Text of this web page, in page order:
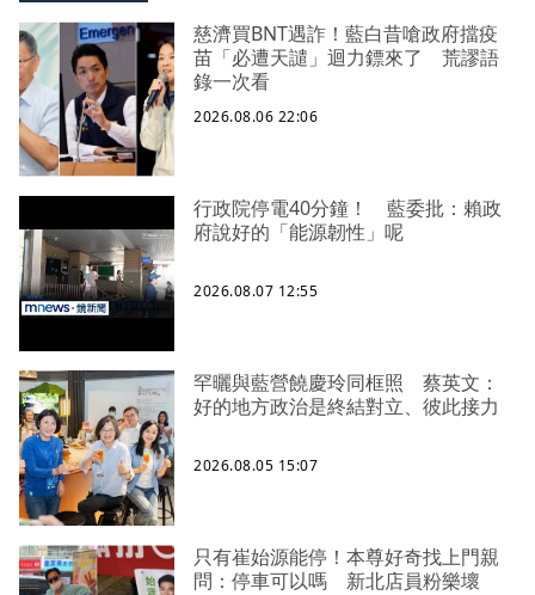
慈濟買BNT遇詐！藍白昔嗆政府擋疫
苗「必遭天譴」迴力鏢來了 荒謬語
錄一次看
2026.08.06 22:06
行政院停電40分鐘！ 藍委批：賴政
府說好的「能源韌性」呢
2026.08.07 12:55
罕曬與藍營饒慶玲同框照 蔡英文：
好的地方政治是終結對立、彼此接力
2026.08.05 15:07
只有崔始源能停！本尊好奇找上門親
問：停車可以嗎 新北店員粉樂壞